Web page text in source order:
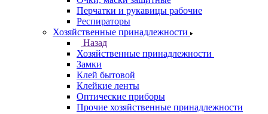
Перчатки и рукавицы рабочие
Респираторы
Хозяйственные принадлежности
Назад
Хозяйственные принадлежности
Замки
Клей бытовой
Клейкие ленты
Оптические приборы
Прочие хозяйственные принадлежности